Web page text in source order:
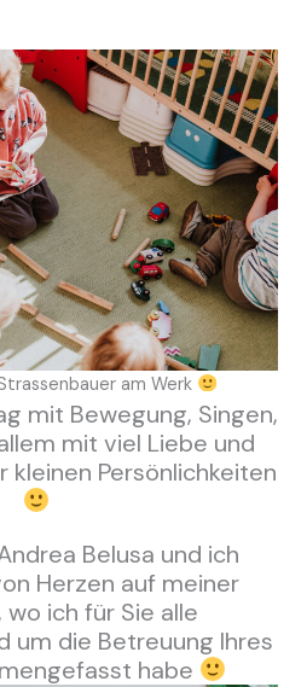
am Werk
mit Bewegung, Singen,
mit viel Liebe und
Persönlichkeiten
Belusa und ich
Herzen auf meiner
ich für Sie alle
um die Betreuung Ihres
habe